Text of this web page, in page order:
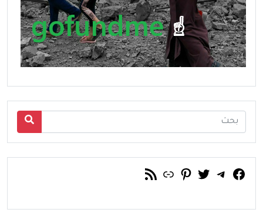
فيسبوك
تيليجرام
تويتربينتريست
رابطخلاصة RSS